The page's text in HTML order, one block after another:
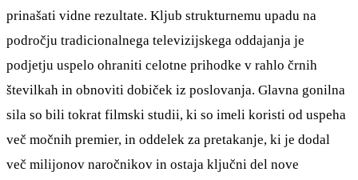
prinašati vidne rezultate. Kljub strukturnemu upadu na
področju tradicionalnega televizijskega oddajanja je
podjetju uspelo ohraniti celotne prihodke v rahlo črnih
številkah in obnoviti dobiček iz poslovanja. Glavna gonilna
sila so bili tokrat filmski studii, ki so imeli koristi od uspeha
več močnih premier, in oddelek za pretakanje, ki je dodal
več milijonov naročnikov in ostaja ključni del nove